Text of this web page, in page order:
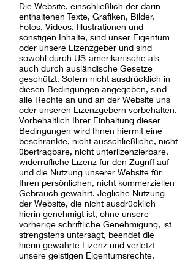
Die Website, einschließlich der darin
enthaltenen Texte, Grafiken, Bilder,
Fotos, Videos, Illustrationen und
sonstigen Inhalte, sind unser Eigentum
oder unsere Lizenzgeber und sind
sowohl durch US-amerikanische als
auch durch ausländische Gesetze
geschützt. Sofern nicht ausdrücklich in
diesen Bedingungen angegeben, sind
alle Rechte an und an der Website uns
oder unseren Lizenzgebern vorbehalten.
Vorbehaltlich Ihrer Einhaltung dieser
Bedingungen wird Ihnen hiermit eine
beschränkte, nicht ausschließliche, nicht
übertragbare, nicht unterlizenzierbare,
widerrufliche Lizenz für den Zugriff auf
und die Nutzung unserer Website für
Ihren persönlichen, nicht kommerziellen
Gebrauch gewährt. Jegliche Nutzung
der Website, die nicht ausdrücklich
hierin genehmigt ist, ohne unsere
vorherige schriftliche Genehmigung, ist
strengstens untersagt, beendet die
hierin gewährte Lizenz und verletzt
unsere geistigen Eigentumsrechte.